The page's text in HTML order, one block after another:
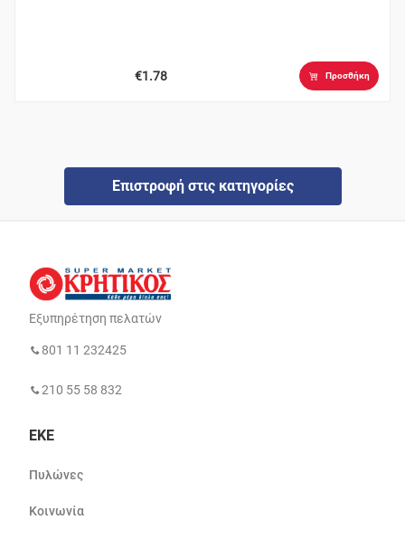
€1.78 Προσθήκη
Επιστροφή στις κατηγορίες
Εξυπηρέτηση πελατών
801 11 232425
210 55 58 832
ΕΚΕ
Πυλώνες
Κοινωνία